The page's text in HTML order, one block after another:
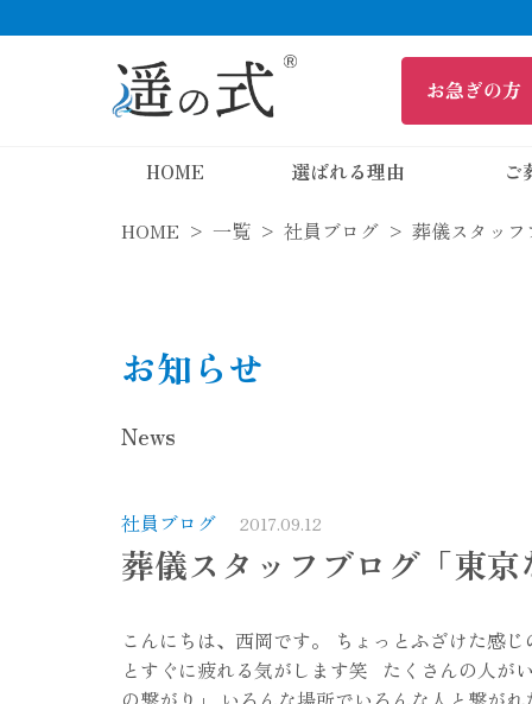
HOME 選ばれる理由 ご
HOME 一覧 社員ブログ 葬儀スタッ
お知らせ
News
社員ブログ 2017.09.12
葬儀スタッフブログ「東
こんにちは、西岡です。 ちょっとふざけた感
とすぐに疲れる気がします笑 たくさんの人が